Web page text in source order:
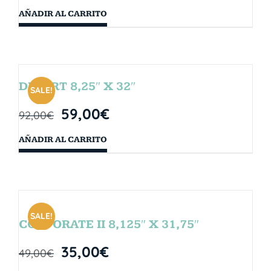
AÑADIR AL CARRITO
SALE!
DESERT 8,25″ X 32″
92,00€ 59,00€
AÑADIR AL CARRITO
SALE!
CORPORATE II 8,125″ X 31,75″
49,00€ 35,00€